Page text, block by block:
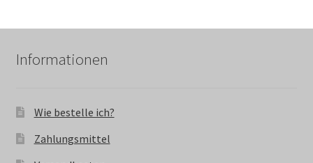
Informationen
Wie bestelle ich?
Zahlungsmittel